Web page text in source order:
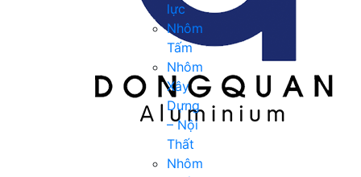
lực
Nhôm
Tấm
Nhôm
Xây
Dựng
– Nội
Thất
Nhôm